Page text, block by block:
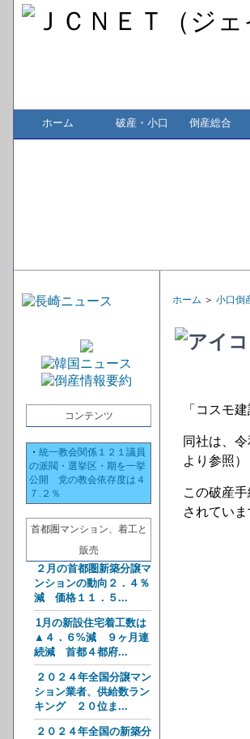
ホーム 破産・小口 倒産総合
コンテンツ
・ 統一教会関係１２１議員
の派閥・選挙区・期を一挙
公開 党の教会依存度は４
７.２％
首都圏マンション、着工と
販売
２月の首都圏新築分譲マ
ンションの動向２．４％
減 価格１１．５...
1月の新設住宅着工数は
▲４．６%減 ９ヶ月連
続減 首都４都府...
２０２４年全国分譲マン
ション業者、供給数ラン
キング ２０位ま...
２０２４年全国の新築分
ホーム ＞ 小口倒
「コスモ
同社は、
より参照）
この破産
されていま